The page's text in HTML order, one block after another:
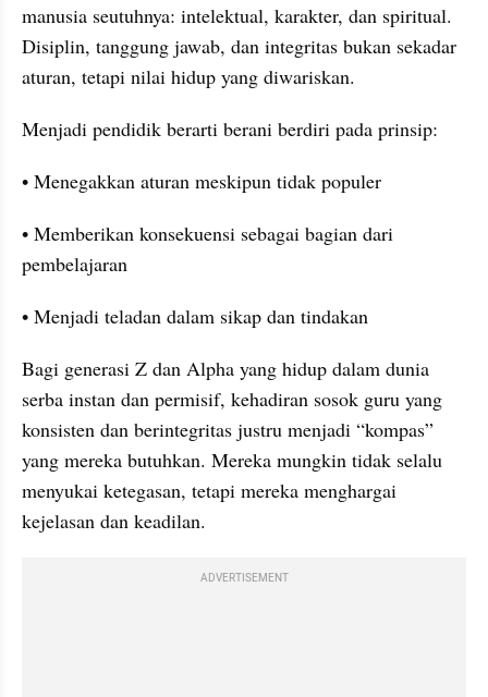
manusia seutuhnya: intelektual, karakter, dan spiritual.
Disiplin, tanggung jawab, dan integritas bukan sekadar
aturan, tetapi nilai hidup yang diwariskan.
Menjadi pendidik berarti berani berdiri pada prinsip:
• Menegakkan aturan meskipun tidak populer
• Memberikan konsekuensi sebagai bagian dari
pembelajaran
• Menjadi teladan dalam sikap dan tindakan
Bagi generasi Z dan Alpha yang hidup dalam dunia
serba instan dan permisif, kehadiran sosok guru yang
konsisten dan berintegritas justru menjadi “kompas”
yang mereka butuhkan. Mereka mungkin tidak selalu
menyukai ketegasan, tetapi mereka menghargai
kejelasan dan keadilan.
ADVERTISEMENT